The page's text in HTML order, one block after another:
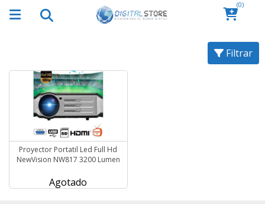
(0)
Filtrar
Proyector Portatil Led Full Hd
NewVision NW817 3200 Lumen
Agotado